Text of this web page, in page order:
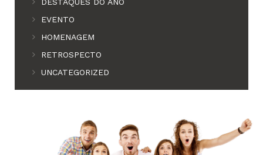
EVENTO
HOMENAGEM
RETROSPECTO
UNCATEGORIZED